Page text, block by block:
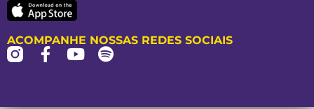
ACOMPANHE NOSSAS REDES SOCIAIS